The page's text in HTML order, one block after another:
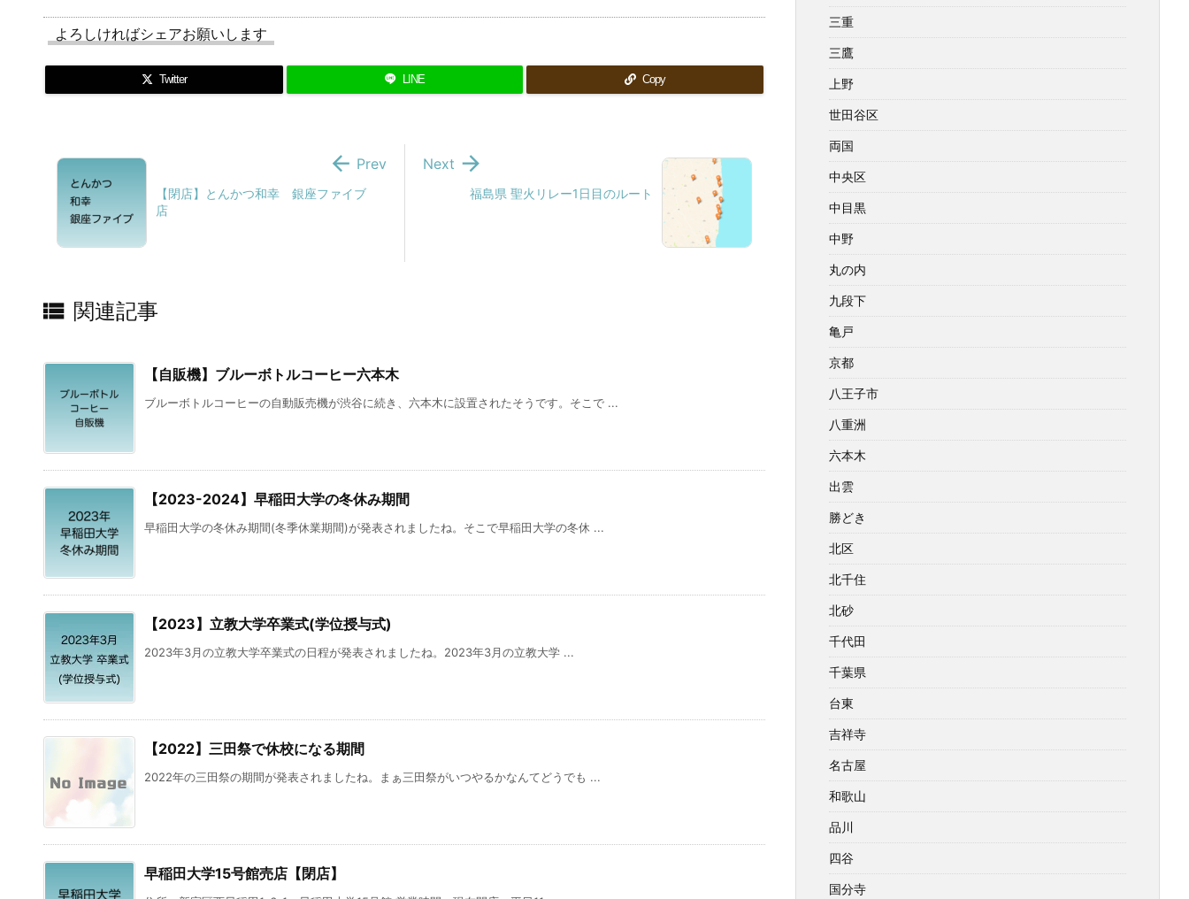
よろしければシェアお願いします
Twitter LINE Copy
福島県 聖火リレー1日目のルート

Next
【閉店】とんかつ和幸 銀座ファイブ
店
 Prev
 関連記事
【自販機】ブルーボトルコーヒー六本木
ブルーボトルコーヒーの自動販売機が渋谷に続き、六本木に設置されたそうです。そこで ...
【2023-2024】早稲田大学の冬休み期間
早稲田大学の冬休み期間(冬季休業期間)が発表されましたね。そこで早稲田大学の冬休 ...
【2023】立教大学卒業式(学位授与式)
2023年3月の立教大学卒業式の日程が発表されましたね。2023年3月の立教大学 ...
【2022】三田祭で休校になる期間
2022年の三田祭の期間が発表されましたね。まぁ三田祭がいつやるかなんてどうでも ...
早稲田大学15号館売店【閉店】
三重
三鷹
上野
世田谷区
両国
中央区
中目黒
中野
丸の内
九段下
亀戸
京都
八王子市
八重洲
六本木
出雲
勝どき
北区
北千住
北砂
千代田
千葉県
台東
吉祥寺
名古屋
和歌山
品川
四谷
国分寺